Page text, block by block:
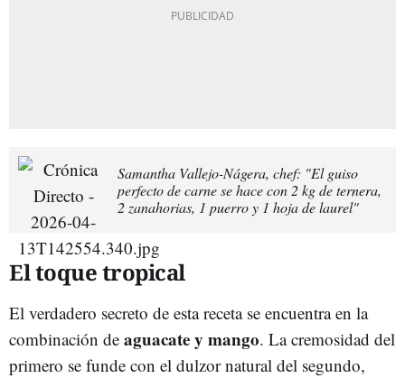
Samantha Vallejo-Nágera, chef: "El guiso
perfecto de carne se hace con 2 kg de ternera,
2 zanahorias, 1 puerro y 1 hoja de laurel"
El toque tropical
El verdadero secreto de esta receta se encuentra en la
combinación de aguacate y mango. La cremosidad del
primero se funde con el dulzor natural del segundo,